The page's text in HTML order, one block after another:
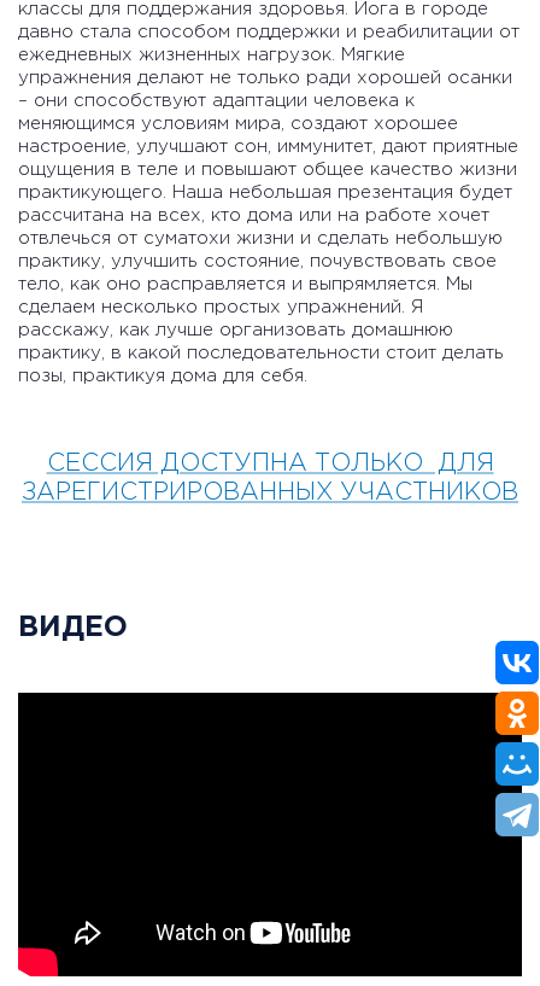
классы для поддержания здоровья. Йога в городе
давно стала способом поддержки и реабилитации от
ежедневных жизненных нагрузок. Мягкие
упражнения делают не только ради хорошей осанки
– они способствуют адаптации человека к
меняющимся условиям мира, создают хорошее
настроение, улучшают сон, иммунитет, дают приятные
ощущения в теле и повышают общее качество жизни
практикующего. Наша небольшая презентация будет
рассчитана на всех, кто дома или на работе хочет
отвлечься от суматохи жизни и сделать небольшую
практику, улучшить состояние, почувствовать свое
тело, как оно расправляется и выпрямляется. Мы
сделаем несколько простых упражнений. Я
расскажу, как лучше организовать домашнюю
практику, в какой последовательности стоит делать
позы, практикуя дома для себя.
СЕССИЯ ДОСТУПНА ТОЛЬКО ДЛЯ
ЗАРЕГИСТРИРОВАННЫХ УЧАСТНИКОВ
ВИДЕО